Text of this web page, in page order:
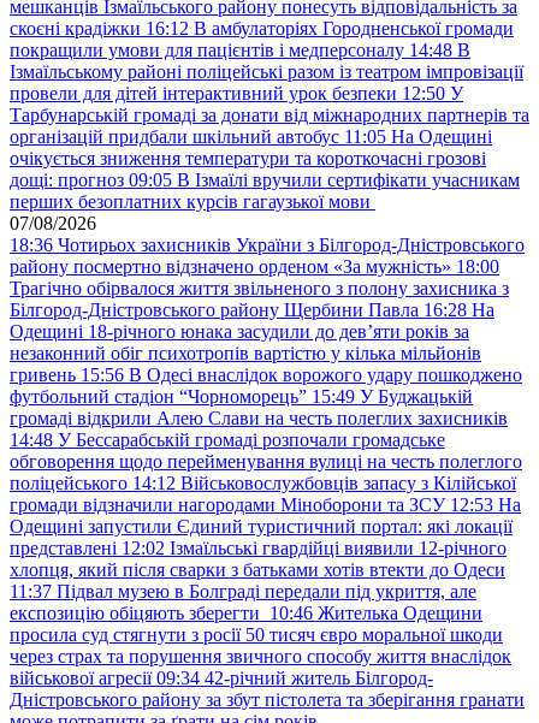
мешканців Ізмаїльського району понесуть відповідальність за
скоєні крадіжки 16:12 В амбулаторіях Городненської громади
покращили умови для пацієнтів і медперсоналу 14:48 В
Ізмаїльському районі поліцейські разом із театром імпровізації
провели для дітей інтерактивний урок безпеки 12:50 У
Тарбунарській громаді за донати від міжнародних партнерів та
організацій придбали шкільний автобус 11:05 На Одещині
очікується зниження температури та короткочасні грозові
дощі: прогноз 09:05 В Ізмаїлі вручили сертифікати учасникам
перших безоплатних курсів гагаузької мови
07/08/2026
18:36 Чотирьох захисників України з Білгород-Дністровського
району посмертно відзначено орденом «За мужність» 18:00
Трагічно обірвалося життя звільненого з полону захисника з
Білгород-Дністровського району Щербини Павла 16:28 На
Одещині 18-річного юнака засудили до дев’яти років за
незаконний обіг психотропів вартістю у кілька мільйонів
гривень 15:56 В Одесі внаслідок ворожого удару пошкоджено
футбольний стадіон “Чорноморець” 15:49 У Буджацькій
громаді відкрили Алею Слави на честь полеглих захисників
14:48 У Бессарабській громаді розпочали громадське
обговорення щодо перейменування вулиці на честь полеглого
поліцейського 14:12 Військовослужбовців запасу з Кілійської
громади відзначили нагородами Міноборони та ЗСУ 12:53 На
Одещині запустили Єдиний туристичний портал: які локації
представлені 12:02 Ізмаїльські гвардійці виявили 12-річного
хлопця, який після сварки з батьками хотів втекти до Одеси
11:37 Підвал музею в Болграді передали під укриття, але
експозицію обіцяють зберегти 10:46 Жителька Одещини
просила суд стягнути з росії 50 тисяч євро моральної шкоди
через страх та порушення звичного способу життя внаслідок
військової агресії 09:34 42-річний житель Білгород-
Дністровського району за збут пістолета та зберігання гранати